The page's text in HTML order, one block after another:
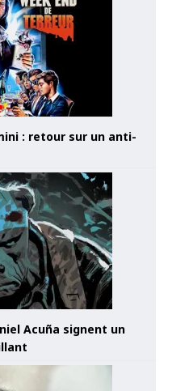
: retour sur un anti-
Acuña signent un